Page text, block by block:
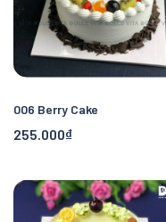
006 Berry Cake
255.000₫